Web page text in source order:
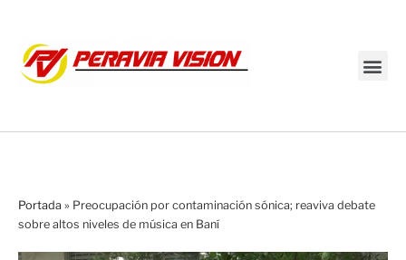
Portada » Preocupación por contaminación sónica; reaviva debate
sobre altos niveles de música en Baní